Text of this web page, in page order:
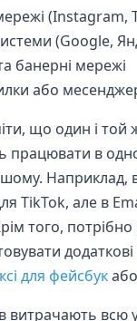
(Instagram,
(Google,
банерні мережі
або
що один і той
працювати в
Наприклад,
TikTok, але в
того,
для фейсбук
витрачають всю